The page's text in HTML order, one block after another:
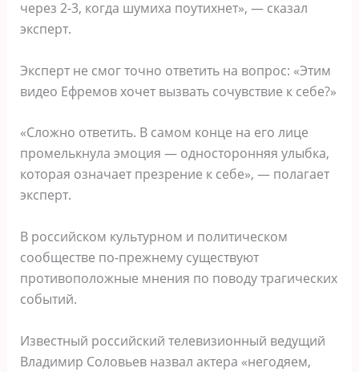
через 2-3, когда шумиха поутихнет», — сказал
эксперт.
Эксперт не смог точно ответить на вопрос: «Этим
видео Ефремов хочет вызвать сочувствие к себе?»
«Сложно ответить. В самом конце на его лице
промелькнула эмоция — односторонняя улыбка,
которая означает презрение к себе», — полагает
эксперт.
В российском культурном и политическом
сообществе по-прежнему существуют
противоположные мнения по поводу трагических
событий.
Известный российский телевизионный ведущий
Владимир Соловьев назвал актера «негодяем,